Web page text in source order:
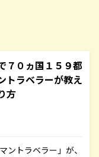
０ヵ国１５９都
トラベラーが教え
方
ントラベラー」が、